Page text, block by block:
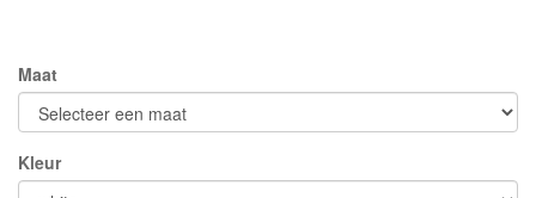
Maat
Kleur